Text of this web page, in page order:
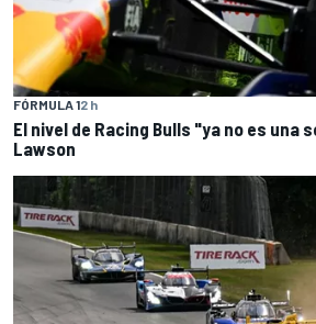
FÓRMULA 12 h
El nivel de Racing Bulls "ya no es una
Lawson